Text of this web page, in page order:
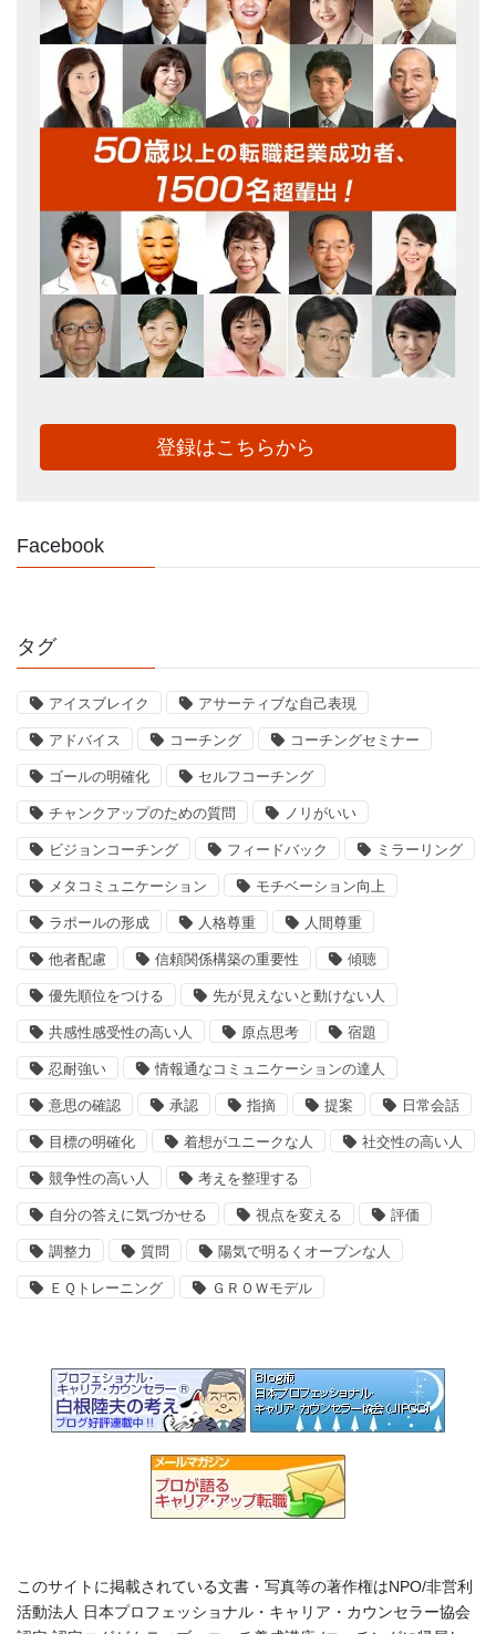
登録はこちらから
Facebook
タグ
アイスブレイク アサーティブな自己表現
アドバイス コーチング コーチングセミナー
ゴールの明確化 セルフコーチング
チャンクアップのための質問 ノリがいい
ビジョンコーチング フィードバック ミラーリング
メタコミュニケーション モチベーション向上
ラポールの形成 人格尊重 人間尊重
他者配慮 信頼関係構築の重要性 傾聴
優先順位をつける 先が見えないと動けない人
共感性感受性の高い人 原点思考 宿題
忍耐強い 情報通なコミュニケーションの達人
意思の確認 承認 指摘 提案 日常会話
目標の明確化 着想がユニークな人 社交性の高い人
競争性の高い人 考えを整理する
自分の答えに気づかせる 視点を変える 評価
調整力 質問 陽気で明るくオープンな人
ＥＱトレーニング ＧＲＯＷモデル
このサイトに掲載されている文書・写真等の著作権はNPO/非営利
活動法人 日本プロフェッショナル・キャリア・カウンセラー協会